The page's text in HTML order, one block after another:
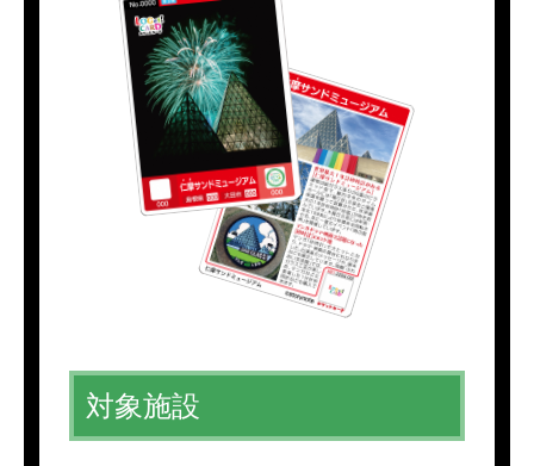
対象施設